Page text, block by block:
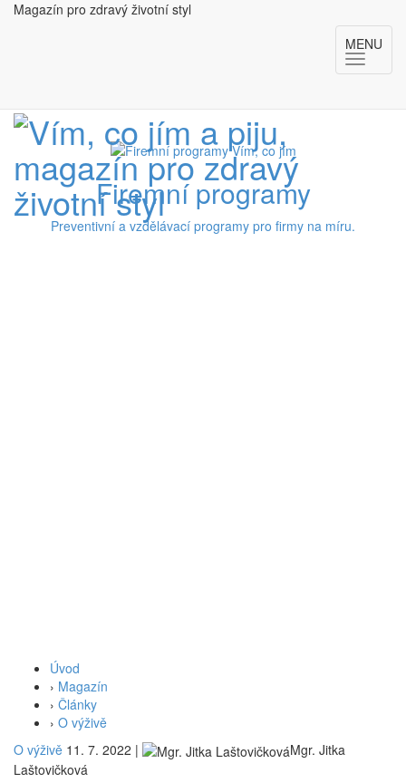
Magazín pro zdravý životní styl
MENU
Firemní programy
Preventivní a vzdělávací programy pro firmy na míru.
Úvod
› Magazín
› Články
› O výživě
O výživě 11. 7. 2022 |
Mgr. Jitka
Laštovičková